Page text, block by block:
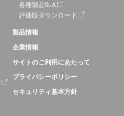
各種製品SLA
評価版ダウンロード
製品情報
企業情報
サイトのご利用にあたって
プライバシーポリシー
セキュリティ基本方針